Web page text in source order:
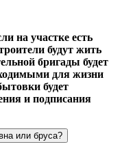
на участке есть
будут жить
бригады будет
для жизни
будет
и подписания
или бруса?